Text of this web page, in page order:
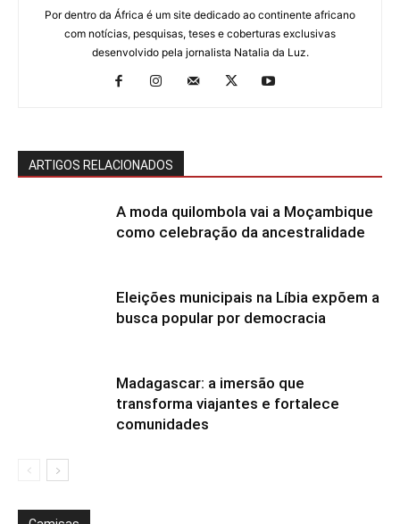
Por dentro da África é um site dedicado ao continente africano
com notícias, pesquisas, teses e coberturas exclusivas
desenvolvido pela jornalista Natalia da Luz.
ARTIGOS RELACIONADOS
A moda quilombola vai a Moçambique
como celebração da ancestralidade
Eleições municipais na Líbia expõem a
busca popular por democracia
Madagascar: a imersão que
transforma viajantes e fortalece
comunidades